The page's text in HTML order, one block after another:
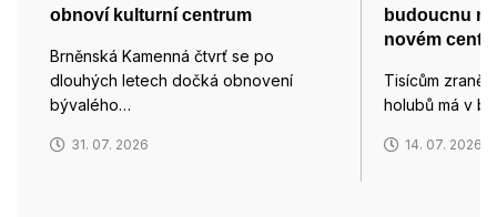
obnoví kulturní centrum
Brněnská Kamenná čtvrť se po
dlouhých letech dočká obnovení
bývalého…
31. 07. 2026
budoucnu
novém
Tisícům
holubů má v
14. 07. 2026